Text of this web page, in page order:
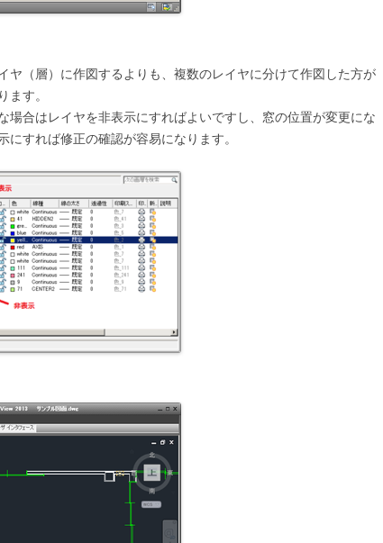
ヤ（層）に作図するよりも、複数のレイヤに分けて作図した方が
す。
場合はレイヤを非表示にすればよいですし、窓の位置が変更にな
にすれば修正の確認が容易になります。